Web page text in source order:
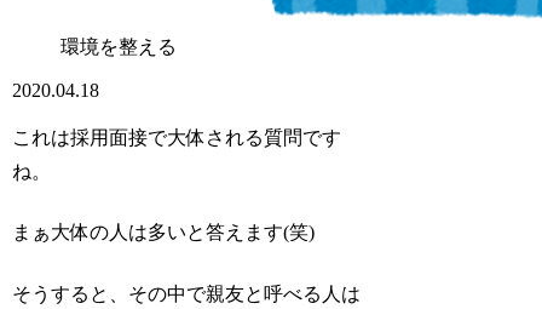
環境を整える
2020.04.18
これは採用面接で大体される質問です
ね。
まぁ大体の人は多いと答えます(笑)
そうすると、その中で親友と呼べる人は